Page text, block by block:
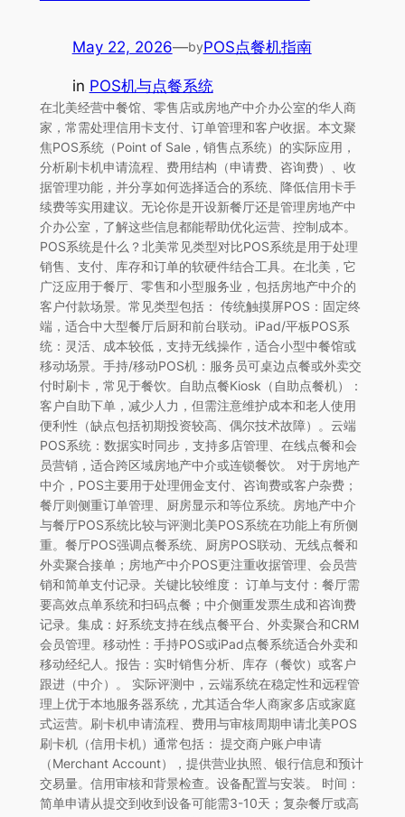
May 22, 2026—byPOS点餐机指南
in POS机与点餐系统
在北美经营中餐馆、零售店或房地产中介办公室的华人商
家，常需处理信用卡支付、订单管理和客户收据。本文聚
焦POS系统（Point of Sale，销售点系统）的实际应用，
分析刷卡机申请流程、费用结构（申请费、咨询费）、收
据管理功能，并分享如何选择适合的系统、降低信用卡手
续费等实用建议。无论你是开设新餐厅还是管理房地产中
介办公室，了解这些信息都能帮助优化运营、控制成本。
POS系统是什么？北美常见类型对比POS系统是用于处理
销售、支付、库存和订单的软硬件结合工具。在北美，它
广泛应用于餐厅、零售和小型服务业，包括房地产中介的
客户付款场景。常见类型包括： 传统触摸屏POS：固定终
端，适合中大型餐厅后厨和前台联动。iPad/平板POS系
统：灵活、成本较低，支持无线操作，适合小型中餐馆或
移动场景。手持/移动POS机：服务员可桌边点餐或外卖交
付时刷卡，常见于餐饮。自助点餐Kiosk（自助点餐机）：
客户自助下单，减少人力，但需注意维护成本和老人使用
便利性（缺点包括初期投资较高、偶尔技术故障）。云端
POS系统：数据实时同步，支持多店管理、在线点餐和会
员营销，适合跨区域房地产中介或连锁餐饮。 对于房地产
中介，POS主要用于处理佣金支付、咨询费或客户杂费；
餐厅则侧重订单管理、厨房显示和等位系统。房地产中介
与餐厅POS系统比较与评测北美POS系统在功能上有所侧
重。餐厅POS强调点餐系统、厨房POS联动、无线点餐和
外卖聚合接单；房地产中介POS更注重收据管理、会员营
销和简单支付记录。关键比较维度： 订单与支付：餐厅需
要高效点单系统和扫码点餐；中介侧重发票生成和咨询费
记录。集成：好系统支持在线点餐平台、外卖聚合和CRM
会员管理。移动性：手持POS或iPad点餐系统适合外卖和
移动经纪人。报告：实时销售分析、库存（餐饮）或客户
跟进（中介）。 实际评测中，云端系统在稳定性和远程管
理上优于本地服务器系统，尤其适合华人商家多店或家庭
式运营。刷卡机申请流程、费用与审核周期申请北美POS
刷卡机（信用卡机）通常包括： 提交商户账户申请
（Merchant Account），提供营业执照、银行信息和预计
交易量。信用审核和背景检查。设备配置与安装。 时间：
简单申请从提交到收到设备可能需3-10天；复杂餐厅或高